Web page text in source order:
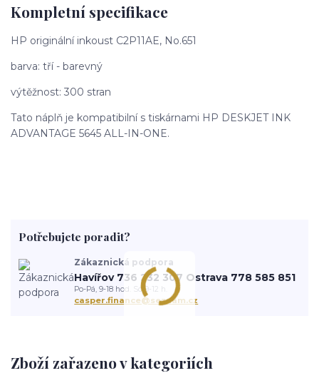
Kompletní specifikace
HP originální inkoust C2P11AE, No.651
barva: tří - barevný
výtěžnost: 300 stran
Tato náplň je kompatibilní s tiskárnami HP DESKJET INK
ADVANTAGE 5645 ALL-IN-ONE.
Zboží zařazeno v kategoriích
Potřebujete poradit?
Zákaznická podpora
Havířov 736 232 307 Ostrava 778 585 851
Po-Pá, 9-18 hod. So 9-12 h.
casper.finance@seznam.cz